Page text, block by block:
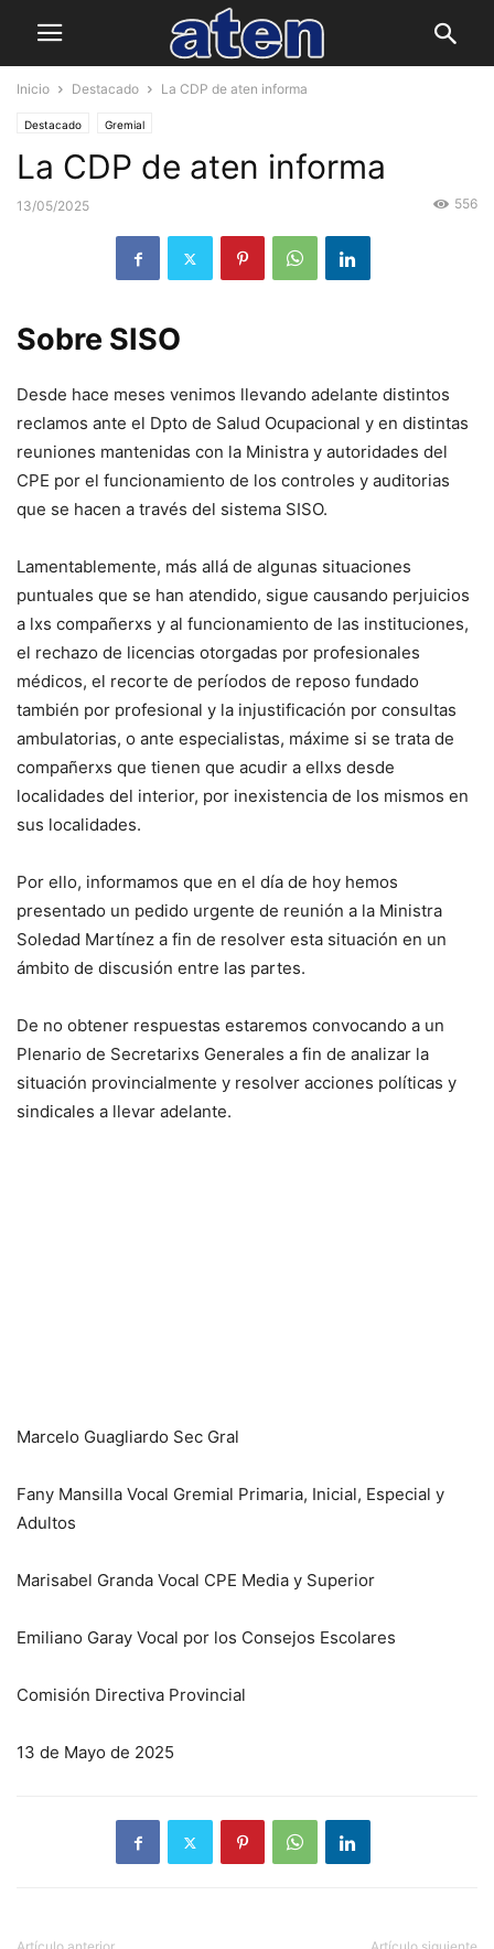
Inicio Destacado La CDP de aten informa
Destacado Gremial
La CDP de aten informa
13/05/2025 556
Sobre SISO
Desde hace meses venimos llevando adelante distintos
reclamos ante el Dpto de Salud Ocupacional y en distintas
reuniones mantenidas con la Ministra y autoridades del
CPE por el funcionamiento de los controles y auditorias
que se hacen a través del sistema SISO.
Lamentablemente, más allá de algunas situaciones
puntuales que se han atendido, sigue causando perjuicios
a lxs compañerxs y al funcionamiento de las instituciones,
el rechazo de licencias otorgadas por profesionales
médicos, el recorte de períodos de reposo fundado
también por profesional y la injustificación por consultas
ambulatorias, o ante especialistas, máxime si se trata de
compañerxs que tienen que acudir a ellxs desde
localidades del interior, por inexistencia de los mismos en
sus localidades.
Por ello, informamos que en el día de hoy hemos
presentado un pedido urgente de reunión a la Ministra
Soledad Martínez a fin de resolver esta situación en un
ámbito de discusión entre las partes.
De no obtener respuestas estaremos convocando a un
Plenario de Secretarixs Generales a fin de analizar la
situación provincialmente y resolver acciones políticas y
sindicales a llevar adelante.
Marcelo Guagliardo Sec Gral
Fany Mansilla Vocal Gremial Primaria, Inicial, Especial y
Adultos
Marisabel Granda Vocal CPE Media y Superior
Emiliano Garay Vocal por los Consejos Escolares
Comisión Directiva Provincial
13 de Mayo de 2025